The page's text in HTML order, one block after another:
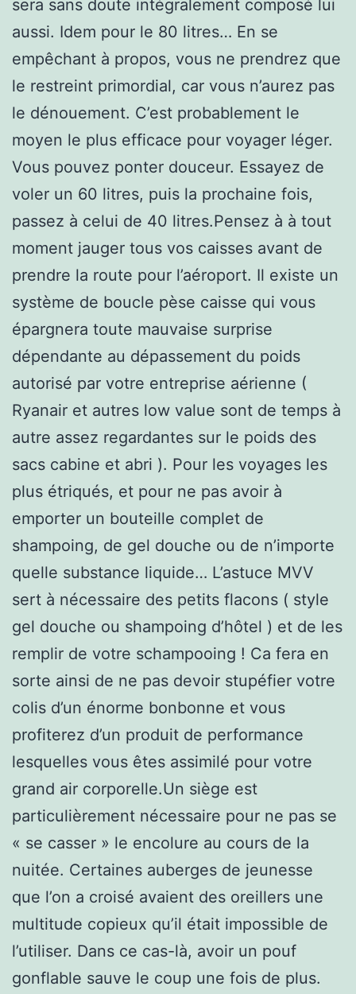
sera sans doute intégralement composé lui
aussi. Idem pour le 80 litres… En se
empêchant à propos, vous ne prendrez que
le restreint primordial, car vous n’aurez pas
le dénouement. C’est probablement le
moyen le plus efficace pour voyager léger.
Vous pouvez ponter douceur. Essayez de
voler un 60 litres, puis la prochaine fois,
passez à celui de 40 litres.Pensez à à tout
moment jauger tous vos caisses avant de
prendre la route pour l’aéroport. Il existe un
système de boucle pèse caisse qui vous
épargnera toute mauvaise surprise
dépendante au dépassement du poids
autorisé par votre entreprise aérienne (
Ryanair et autres low value sont de temps à
autre assez regardantes sur le poids des
sacs cabine et abri ). Pour les voyages les
plus étriqués, et pour ne pas avoir à
emporter un bouteille complet de
shampoing, de gel douche ou de n’importe
quelle substance liquide… L’astuce MVV
sert à nécessaire des petits flacons ( style
gel douche ou shampoing d’hôtel ) et de les
remplir de votre schampooing ! Ca fera en
sorte ainsi de ne pas devoir stupéfier votre
colis d’un énorme bonbonne et vous
profiterez d’un produit de performance
lesquelles vous êtes assimilé pour votre
grand air corporelle.Un siège est
particulièrement nécessaire pour ne pas se
« se casser » le encolure au cours de la
nuitée. Certaines auberges de jeunesse
que l’on a croisé avaient des oreillers une
multitude copieux qu’il était impossible de
l’utiliser. Dans ce cas-là, avoir un pouf
gonflable sauve le coup une fois de plus.